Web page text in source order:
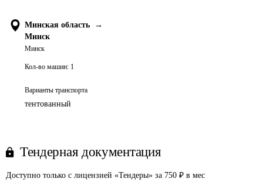
Минская область
→
Минск
Минск
Кол-во машин: 1
Варианты транспорта
тентованный
Тендерная документация
Доступно только с лицензией «Тендеры» за 750 ₽ в мес